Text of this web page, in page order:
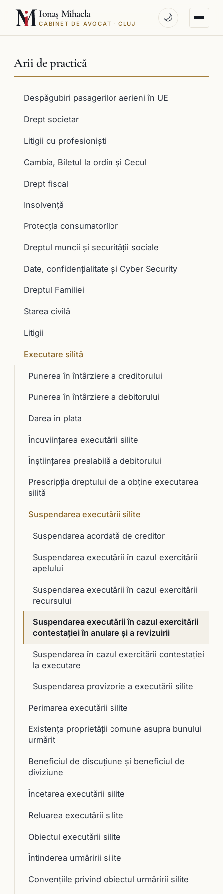
Ionaș Mihaela
CABINET DE AVOCAT · CLUJ
🌙
Arii de practică
Despăgubiri pasagerilor aerieni în UE
Drept societar
Litigii cu profesioniști
Cambia, Biletul la ordin și Cecul
Drept fiscal
Insolvență
Protecția consumatorilor
Dreptul muncii și securității sociale
Date, confidențialitate și Cyber Security
Dreptul Familiei
Starea civilă
Litigii
Executare silită
Punerea în întârziere a creditorului
Punerea în întârziere a debitorului
Darea in plata
Încuviinţarea executării silite
Înştiinţarea prealabilă a debitorului
Prescripţia dreptului de a obţine executarea
silită
Suspendarea executării silite
Suspendarea acordată de creditor
Suspendarea executării în cazul exercitării
apelului
Suspendarea executării în cazul exercitării
recursului
Suspendarea executării în cazul exercitării
contestaţiei în anulare şi a revizuirii
Suspendarea în cazul exercitării contestaţiei
la executare
Suspendarea provizorie a executării silite
Perimarea executării silite
Existența proprietății comune asupra bunului
urmărit
Beneficiul de discuţiune şi beneficiul de
diviziune
Încetarea executării silite
Reluarea executării silite
Obiectul executării silite
Întinderea urmăririi silite
Convenţiile privind obiectul urmăririi silite